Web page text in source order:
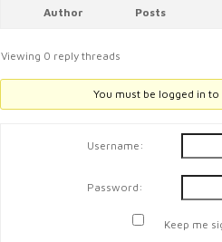
Author Posts
Viewing 0 reply threads
You must be logged in
Username:
Password:
Keep me